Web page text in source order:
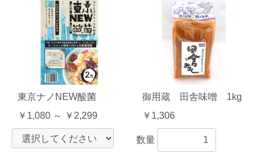
東京ナノNEW酸菌
￥1,080 ～ ￥2,299
御用蔵 田舎味噌 1kg
￥1,306
数量